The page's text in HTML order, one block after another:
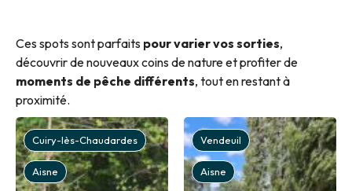
Ces spots sont parfaits pour varier vos sorties,
découvrir de nouveaux coins de nature et profiter de
moments de pêche différents, tout en restant à
proximité.
Cuiry-lès-Chaudardes
Aisne
Vendeuil
Aisne